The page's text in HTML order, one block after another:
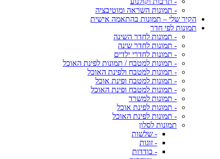
- תמונות השראה ומוטיבציה
הקיר שלי – תמונות בהתאמה אישית
תמונות לפי חדר
- תמונות לחדר השינה
- תמונות לחדר שינה
- תמונות לחדרי ילדים
- תמונות למטבח / תמונות לפינת האוכל
- תמונות למטבח ולפינת האוכל
- תמונות למטבח ופינת אוכל
- תמונות למטבח ופינת האוכל
- תמונות למשרד
- תמונות לפינת אוכל
- תמונות לפינת האוכל
תמונות לסלון
- שלשות
- זוגות
- בודדות